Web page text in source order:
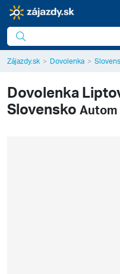
Zájazdy.sk Dovolenka
Dovolenka
Slovensko Autom